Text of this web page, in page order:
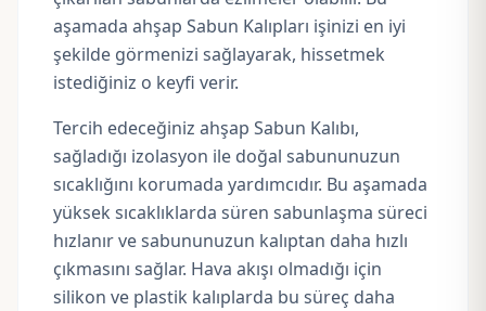
aşamada ahşap Sabun Kalıpları işinizi en iyi
şekilde görmenizi sağlayarak, hissetmek
istediğiniz o keyfi verir.
Tercih edeceğiniz ahşap Sabun Kalıbı,
sağladığı izolasyon ile doğal sabununuzun
sıcaklığını korumada yardımcıdır. Bu aşamada
yüksek sıcaklıklarda süren sabunlaşma süreci
hızlanır ve sabununuzun kalıptan daha hızlı
çıkmasını sağlar. Hava akışı olmadığı için
silikon ve plastik kalıplarda bu süreç daha